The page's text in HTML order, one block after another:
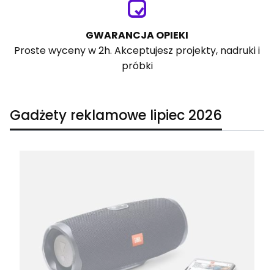
GWARANCJA OPIEKI
Proste wyceny w 2h. Akceptujesz projekty, nadruki i
próbki
Gadżety reklamowe lipiec 2026